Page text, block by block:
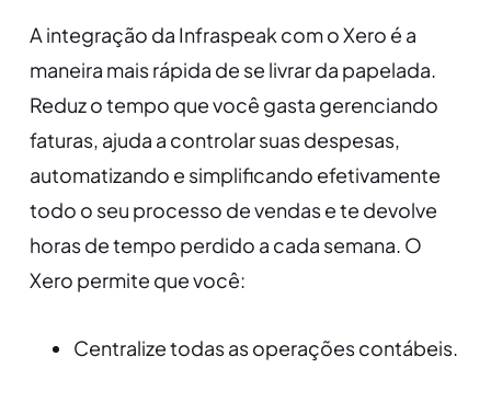
A integração da Infraspeak com o Xero é a
maneira mais rápida de se livrar da papelada.
Reduz o tempo que você gasta gerenciando
faturas, ajuda a controlar suas despesas,
automatizando e simplificando efetivamente
todo o seu processo de vendas e te devolve
horas de tempo perdido a cada semana. O
Xero permite que você:
Centralize todas as operações contábeis.